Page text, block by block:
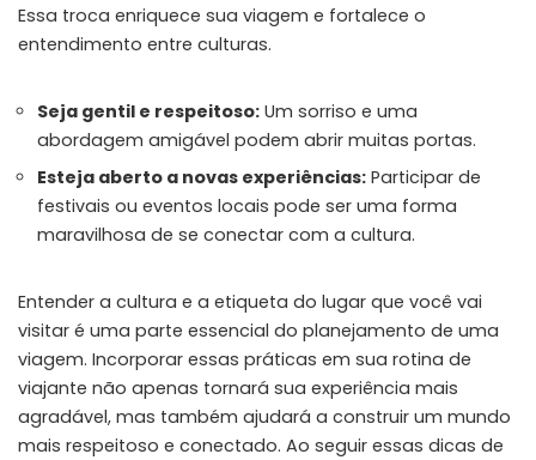
Essa troca enriquece sua viagem e fortalece o
entendimento entre culturas.
Seja gentil e respeitoso: Um sorriso e uma
abordagem amigável podem abrir muitas portas.
Esteja aberto a novas experiências: Participar de
festivais ou eventos locais pode ser uma forma
maravilhosa de se conectar com a cultura.
Entender a cultura e a etiqueta do lugar que você vai
visitar é uma parte essencial do planejamento de uma
viagem. Incorporar essas práticas em sua rotina de
viajante não apenas tornará sua experiência mais
agradável, mas também ajudará a construir um mundo
mais respeitoso e conectado. Ao seguir essas dicas de